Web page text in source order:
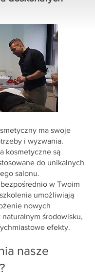
ma swoje
i wyzwania.
kosmetyczne są
do unikalnych
salonu.
w Twoim
umożliwiają
nowych
środowisku,
efekty.
nasze